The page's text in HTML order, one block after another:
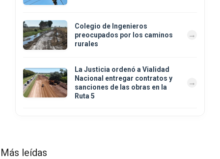
Colegio de Ingenieros
preocupados por los caminos
rurales
La Justicia ordenó a Vialidad
Nacional entregar contratos y
sanciones de las obras en la
Ruta 5
Más leídas